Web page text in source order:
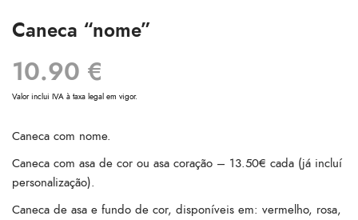
Caneca “nome”
10.90 €
Valor inclui IVA à taxa legal em vigor.
Caneca com nome.
Caneca com asa de cor ou asa coração – 13.50€ cada (já incluí
personalização).
Caneca de asa e fundo de cor, disponíveis em: vermelho, rosa,